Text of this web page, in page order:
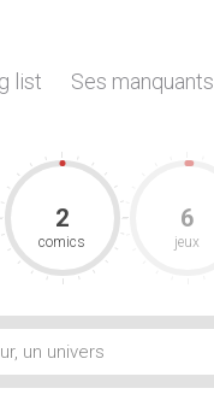
list Ses manquants
2
comics
6
jeux